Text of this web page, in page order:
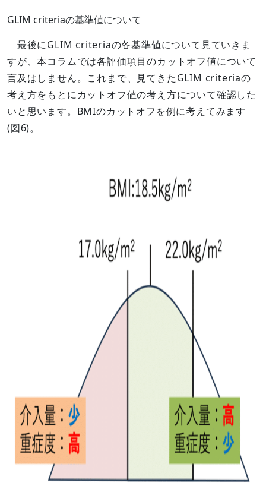
GLIM criteriaの基準値について
最後にGLIM criteriaの各基準値について見ていきま
すが、本コラムでは各評価項目のカットオフ値について
言及はしません。これまで、見てきたGLIM criteriaの
考え方をもとにカットオフ値の考え方について確認した
いと思います。BMIのカットオフを例に考えてみます
(図6)。